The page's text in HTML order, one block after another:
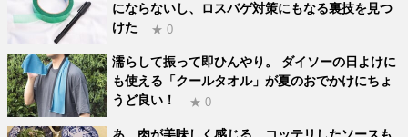
にならないし、ロスバゲ対策にもなる裏技を見つ
けた
★ 0
濡らして振って即ひんやり。 ダイソーの日よけに
も使える「クールタオル」が夏のおでかけにちょ
うど良い！
★ 0